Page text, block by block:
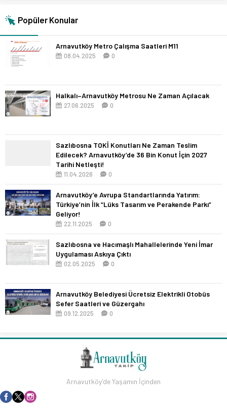
Popüler Konular
Arnavutköy Metro Çalışma Saatleri M11
08.04.2025 0
Halkalı–Arnavutköy Metrosu Ne Zaman Açılacak
27.06.2025 0
Sazlıbosna TOKİ Konutları Ne Zaman Teslim
Edilecek? Arnavutköy’de 36 Bin Konut İçin 2027
Tarihi Netleşti!
11.04.2026 0
Arnavutköy’e Avrupa Standartlarında Yatırım:
Türkiye’nin İlk “Lüks Tasarım ve Perakende Parkı”
Geliyor!
22.11.2025 0
Sazlıbosna ve Hacımaşlı Mahallelerinde Yeni İmar
Uygulaması Askıya Çıktı
02.05.2025 0
Arnavutköy Belediyesi Ücretsiz Elektrikli Otobüs
Sefer Saatleri ve Güzergahı
09.12.2025 0
Arnavutköy'de Yaşamın İçinden